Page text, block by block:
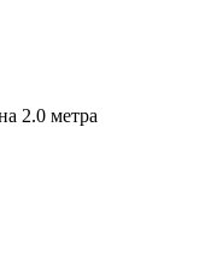
2.0 метра